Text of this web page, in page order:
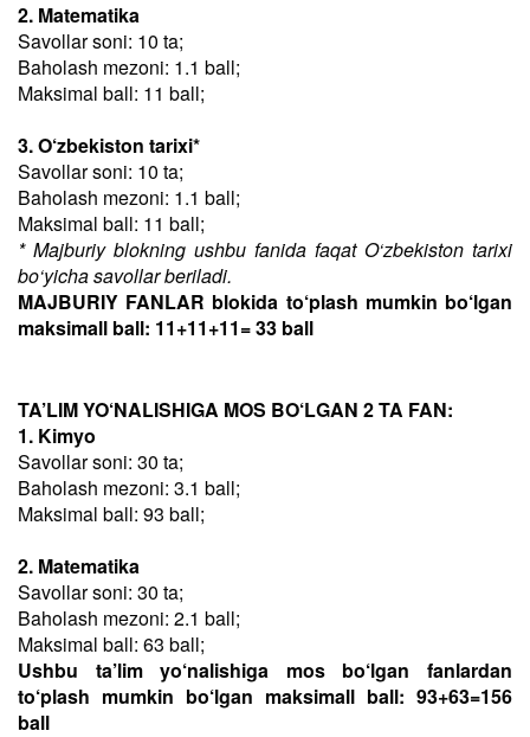
2. Matematika
Savollar soni: 10 ta;
Baholash mezoni: 1.1 ball;
Maksimal ball: 11 ball;
3. O‘zbekiston tarixi*
Savollar soni: 10 ta;
Baholash mezoni: 1.1 ball;
Maksimal ball: 11 ball;
* Majburiy blokning ushbu fanida faqat O‘zbekiston tarixi
bo‘yicha savollar beriladi.
MAJBURIY FANLAR blokida to‘plash mumkin bo‘lgan
maksimall ball: 11+11+11= 33 ball
TA’LIM YO‘NALISHIGA MOS BO‘LGAN 2 TA FAN:
1. Kimyo
Savollar soni: 30 ta;
Baholash mezoni: 3.1 ball;
Maksimal ball: 93 ball;
2. Matematika
Savollar soni: 30 ta;
Baholash mezoni: 2.1 ball;
Maksimal ball: 63 ball;
Ushbu ta’lim yo‘nalishiga mos bo‘lgan fanlardan
to‘plash mumkin bo‘lgan maksimall ball: 93+63=156
ball